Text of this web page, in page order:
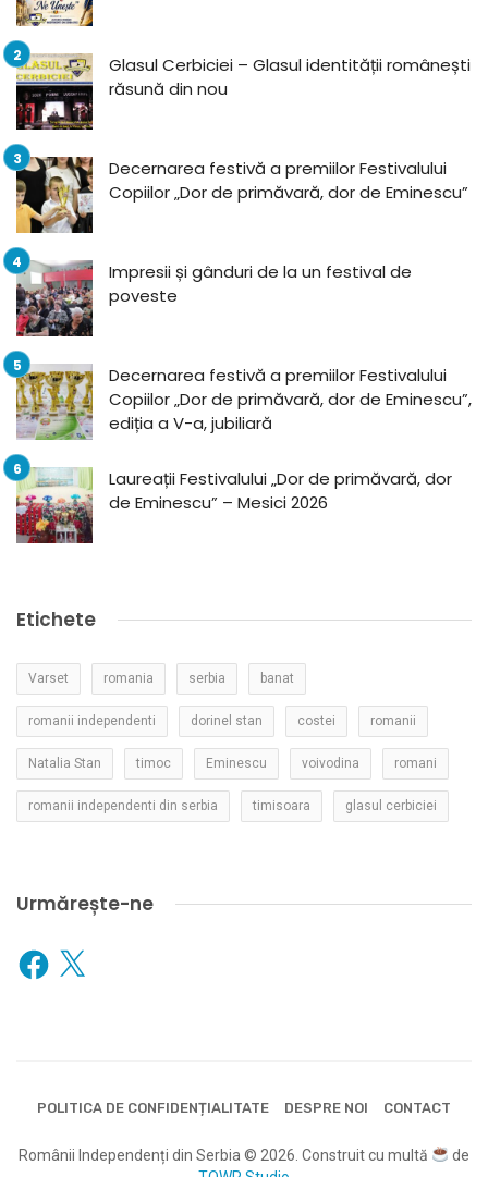
Glasul Cerbiciei – Glasul identității românești
răsună din nou
Decernarea festivă a premiilor Festivalului
Copiilor „Dor de primăvară, dor de Eminescu”
Impresii și gânduri de la un festival de
poveste
Decernarea festivă a premiilor Festivalului
Copiilor „Dor de primăvară, dor de Eminescu”,
ediția a V-a, jubiliară
Laureații Festivalului „Dor de primăvară, dor
de Eminescu” – Mesici 2026
Etichete
Varset romania serbia banat
romanii independenti dorinel stan costei romanii
Natalia Stan timoc Eminescu voivodina romani
romanii independenti din serbia timisoara glasul cerbiciei
Urmărește-ne
Facebook
X
POLITICA DE CONFIDENȚIALITATE DESPRE NOI CONTACT
Românii Independenți din Serbia © 2026. Construit cu multă
de